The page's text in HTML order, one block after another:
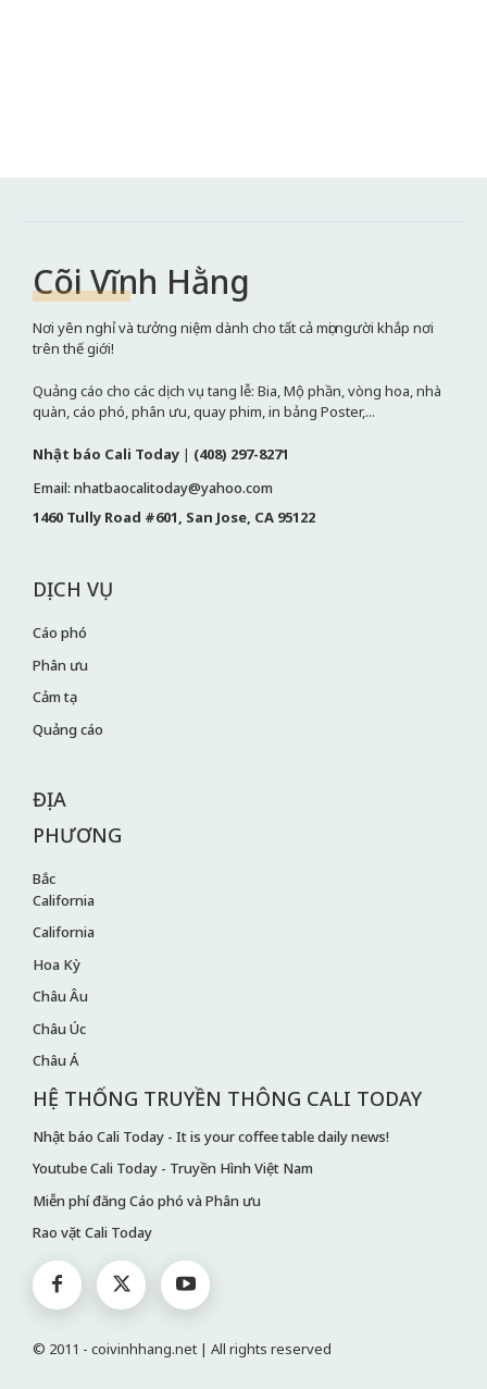
Cõi Vĩnh Hằng
Nơi yên nghỉ và tưởng niệm dành cho tất cả mọi người khắp nơi
trên thế giới!
Quảng cáo cho các dịch vụ tang lễ: Bia, Mộ phần, vòng hoa, nhà
quàn, cáo phó, phân ưu, quay phim, in bảng Poster,...
Nhật báo Cali Today | (408) 297-8271
Email: nhatbaocalitoday@yahoo.com
1460 Tully Road #601, San Jose, CA 95122
DỊCH VỤ
Cáo phó
Phân ưu
Cảm tạ
Quảng cáo
ĐỊA
PHƯƠNG
Bắc
California
California
Hoa Kỳ
Châu Âu
Châu Úc
Châu Á
HỆ THỐNG TRUYỀN THÔNG CALI TODAY
Nhật báo Cali Today - It is your coffee table daily news!
Youtube Cali Today - Truyền Hình Việt Nam
Miễn phí đăng Cáo phó và Phân ưu
Rao vặt Cali Today
© 2011 - coivinhhang.net | All rights reserved